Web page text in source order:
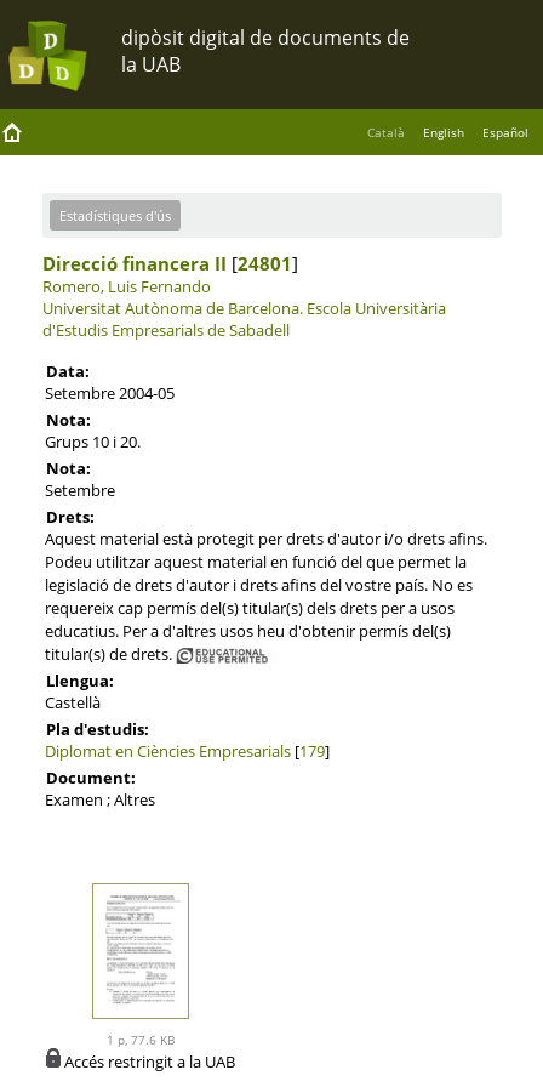
Català English Español
Estadístiques d'ús
Direcció financera II [24801]
Romero, Luis Fernando
Universitat Autònoma de Barcelona. Escola Universitària
d'Estudis Empresarials de Sabadell
Data:
Setembre 2004-05
Nota:
Grups 10 i 20.
Nota:
Setembre
Drets:
Aquest material està protegit per drets d'autor i/o drets afins.
Podeu utilitzar aquest material en funció del que permet la
legislació de drets d'autor i drets afins del vostre país. No es
requereix cap permís del(s) titular(s) dels drets per a usos
educatius. Per a d'altres usos heu d'obtenir permís del(s)
titular(s) de drets.
Llengua:
Castellà
Pla d'estudis:
Diplomat en Ciències Empresarials[179]
Document:
Examen ; Altres
1 p, 77.6 KB
Accés restringit a la UAB